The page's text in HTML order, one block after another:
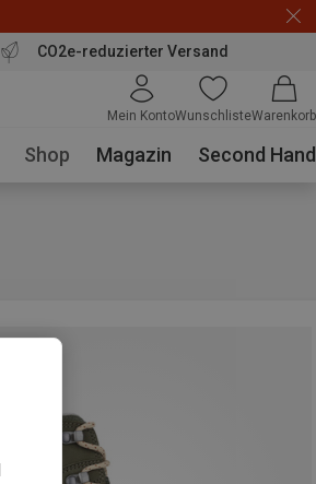
CO2e-reduzierter Versand
Mein KontoWunschlisteWarenkorb
Shop Magazin Second Hand